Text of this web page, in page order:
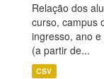
Relação dos
curso, campus
ingresso, ano
(a partir de...
CSV